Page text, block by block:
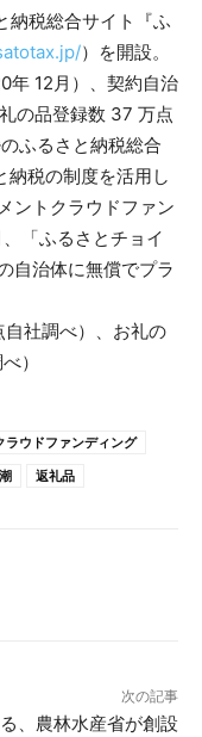
納税総合サイト『ふ
）を開設。
年 12月）、契約自治
の品登録数 37 万点
ふるさと納税総合
税の制度を活用し
ントクラウドファン
「ふるさとチョイ
自治体に無償でプラ
社調べ）、お礼の
）
ラウドファンディング
返礼品
次の記事
、農林水産省が創設